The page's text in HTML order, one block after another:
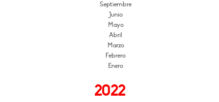
Septiembre
Junio
Mayo
Abril
Marzo
Febrero
Enero
2022